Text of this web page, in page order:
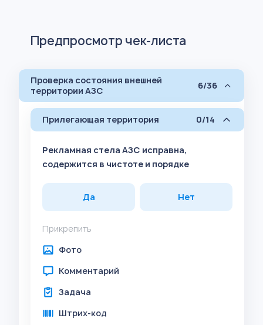
Предпросмотр чек-листа
Проверка состояния внешней
территории АЗС
6/36
Прилегающая территория 0/14
Рекламная стела АЗС исправна,
содержится в чистоте и порядке
Да Нет
Прикрепить
Фото
Комментарий
Задача
Штрих-код